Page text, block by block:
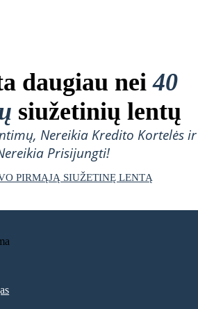
daugiau nei40
siužetinių lentų
Nereikia Kredito Kortelės ir
Prisijungti!
PIRMĄJĄ SIUŽETINĘ LENTĄ